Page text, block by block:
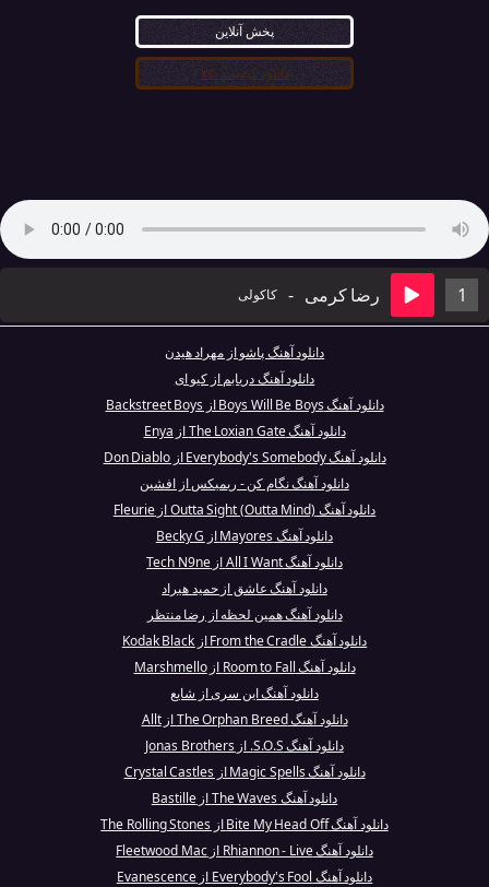
پخش آنلاین
دانلود کیفیت ۳۲۰
1 رضا کرمی - کاکولی
دانلود آهنگ پاشو از مهراد هیدن
دانلود آهنگ دریابم از کیو ای
دانلود آهنگ Boys Will Be Boys از Backstreet Boys
دانلود آهنگ The Loxian Gate از Enya
دانلود آهنگ Everybody's Somebody از Don Diablo
دانلود آهنگ نگام کن - ریمیکس از افشین
دانلود آهنگ Outta Sight (Outta Mind) از Fleurie
دانلود آهنگ Mayores از Becky G
دانلود آهنگ All I Want از Tech N9ne
دانلود آهنگ عاشق از حمید هیراد
دانلود آهنگ همین لحظه از رضا منتظر
دانلود آهنگ From the Cradle از Kodak Black
دانلود آهنگ Room to Fall از Marshmello
دانلود آهنگ این سری از شایع
دانلود آهنگ The Orphan Breed از Allt
دانلود آهنگ S.O.S. از Jonas Brothers
دانلود آهنگ Magic Spells از Crystal Castles
دانلود آهنگ The Waves از Bastille
دانلود آهنگ Bite My Head Off از The Rolling Stones
دانلود آهنگ Rhiannon - Live از Fleetwood Mac
دانلود آهنگ Everybody's Fool از Evanescence